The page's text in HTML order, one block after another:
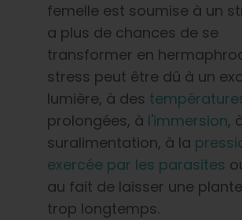
femelle est soumise à un
a plus de chances de se
transformer en
stress peut être dû à un
lumière, à des
prolongées, à l'immersion,
suralimentation, à la
exercée par les parasites
au fait de laisser une
trop longtemps.